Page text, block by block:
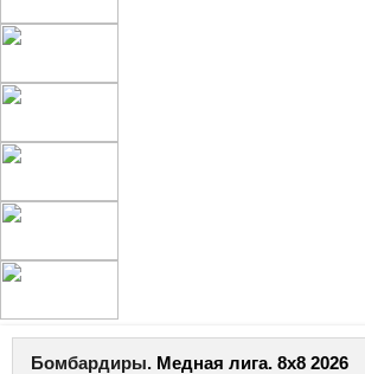
Бомбардиры. Медная лига. 8x8 2026